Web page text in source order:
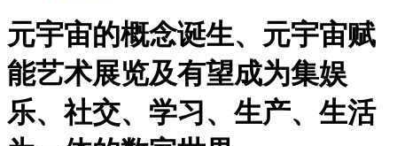
元宇宙的概念诞生、元宇宙赋
能艺术展览及有望成为集娱
乐、社交、学习、生产、生活